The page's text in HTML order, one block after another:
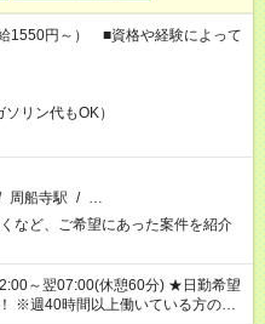
1550円～） ■資格や経験によって
リン代もOK）
周船寺駅 / …
ど、ご希望にあった案件を紹介
※週40時間以上働いている方のW